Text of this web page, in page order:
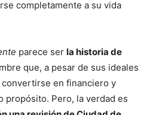
completamente a su vida
parece ser la historia de
que, a pesar de sus ideales
en financiero y
propósito. Pero, la verdad es